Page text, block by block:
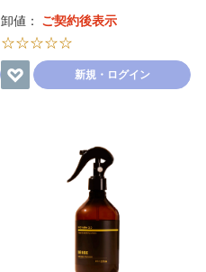
卸値： ご契約後表示
☆☆☆☆☆
新規・ログイン